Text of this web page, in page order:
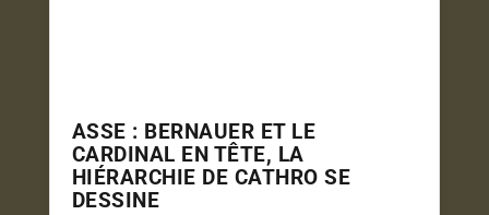
ASSE : BERNAUER ET LE
CARDINAL EN TÊTE, LA
HIÉRARCHIE DE CATHRO SE
DESSINE